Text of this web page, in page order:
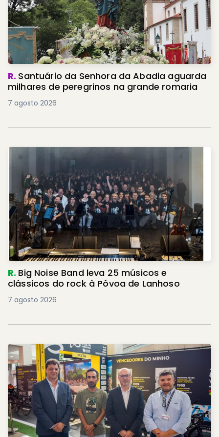
R. Santuário da Senhora da Abadia aguarda
milhares de peregrinos na grande romaria
7 agosto 2026
R. Big Noise Band leva 25 músicos e
clássicos do rock à Póvoa de Lanhoso
7 agosto 2026